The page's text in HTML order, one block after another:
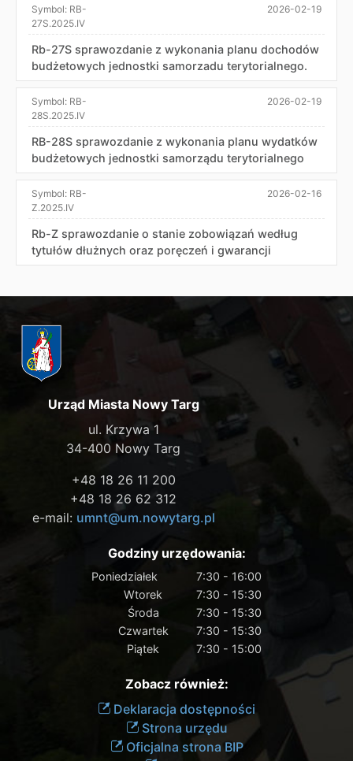
Symbol: RB-
27S.2025.IV
2026-02-19
Rb-27S sprawozdanie z wykonania planu dochodów
budżetowych jednostki samorzadu terytorialnego.
Symbol: RB-
28S.2025.IV
2026-02-19
RB-28S sprawozdanie z wykonania planu wydatków
budżetowych jednostki samorządu terytorialnego
Symbol: RB-
Z.2025.IV
2026-02-16
Rb-Z sprawozdanie o stanie zobowiązań według
tytułów dłużnych oraz poręczeń i gwarancji
Urząd Miasta Nowy Targ
ul. Krzywa 1
34-400 Nowy Targ
+48 18 26 11 200
+48 18 26 62 312
e-mail: umnt@um.nowytarg.pl
Godziny urzędowania:
Poniedziałek
7:30 - 16:00
Wtorek
7:30 - 15:30
Środa
7:30 - 15:30
Czwartek
7:30 - 15:30
Piątek
7:30 - 15:00
Zobacz również:
Deklaracja dostępności
Strona urzędu
Oficjalna strona BIP